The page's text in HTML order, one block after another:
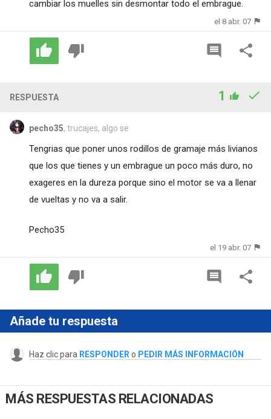
cambiar los muelles sin desmontar todo el embrague.
el 8 abr. 07
RESPUESTA 1
pecho35, trucajes, algo se
Tengrias que poner unos rodillos de gramaje más livianos
que los que tienes y un embrague un poco más duro, no
exageres en la dureza porque sino el motor se va a llenar
de vueltas y no va a salir.
Pecho35
el 19 abr. 07
Añade tu respuesta
Haz clic para RESPONDER o PEDIR MÁS INFORMACIÓN
MÁS RESPUESTAS RELACIONADAS